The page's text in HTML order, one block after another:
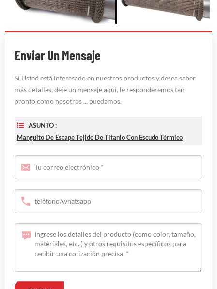
Enviar Un Mensaje
Si Usted está interesado en nuestros productos y desea saber
más detalles, deje un mensaje aquí, le responderemos tan
pronto como nosotros ... puedamos.
ASUNTO :
Manguito De Escape Tejido De Titanio Con Escudo Térmico